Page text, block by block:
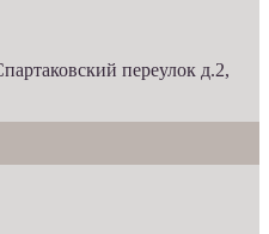
переулок д.2,